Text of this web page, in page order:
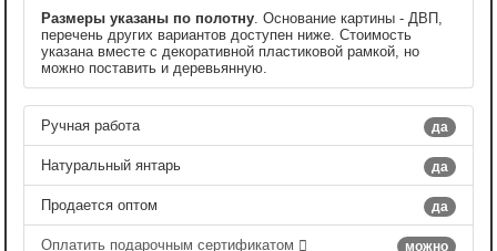
Размеры указаны по полотну . Основание картины - ДВП,
перечень других вариантов доступен ниже. Стоимость
указана вместе с декоративной пластиковой рамкой, но
можно поставить и деревьянную.
да
Ручная работа
да
Натуральный янтарь
да
Продается оптом
можно
Оплатить подарочным сертификатом